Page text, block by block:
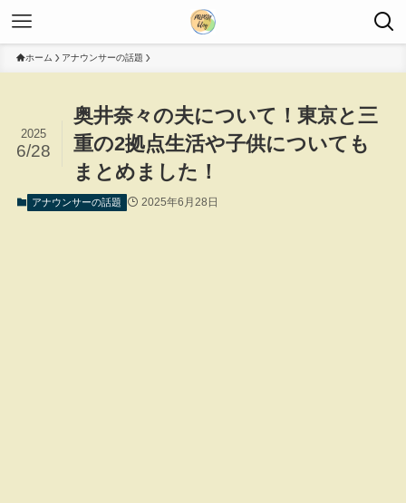
ホーム アナウンサーの話題
奥井奈々の夫について！東京と三
重の2拠点生活や子供についても
まとめました！
2025
6/28
アナウンサーの話題 2025年6月28日